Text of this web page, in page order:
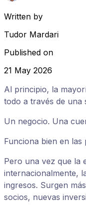
Written by
Tudor Mardari
Published on
21 May 2026
Al principio, la
todo a través de una
Un negocio. Una
Funciona bien en las
Pero una vez que la
internacionalmente,
ingresos. Surgen
socios, nuevas